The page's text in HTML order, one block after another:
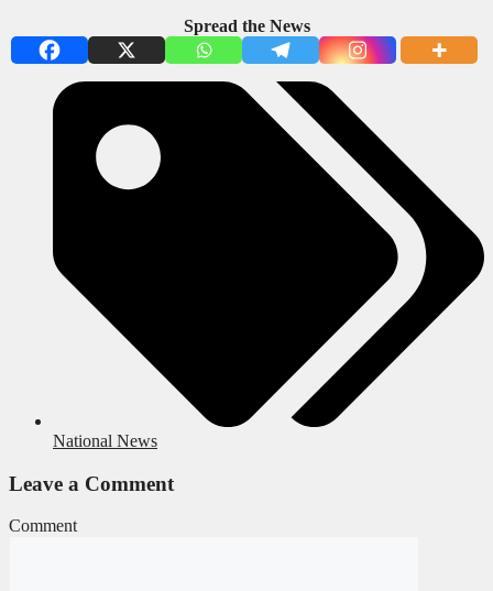
Spread the News
National News
Leave a Comment
Comment